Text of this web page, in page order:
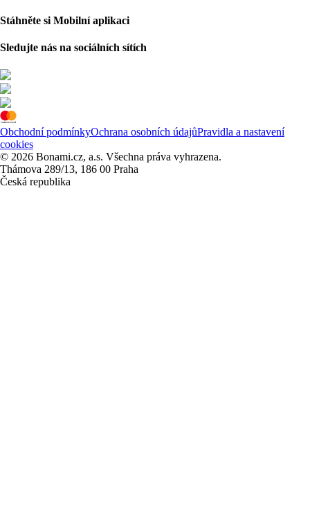
Stáhněte si Mobilní aplikaci
Sledujte nás na sociálních sítích
Obchodní podmínkyOchrana osobních údajůPravidla a nastavení
cookies
© 2026 Bonami.cz, a.s. Všechna práva vyhrazena.
Thámova 289/13, 186 00 Praha
Česká republika